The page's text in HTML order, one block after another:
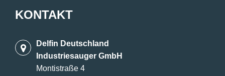
KONTAKT
Delfin Deutschland
Industriesauger GmbH
Montistraße 4